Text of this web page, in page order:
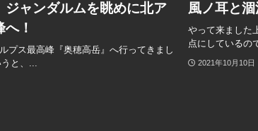
ジャンダルムを眺めに北ア
！
プス最高峰『奥穂高岳』へ行ってきまし
と、...
風ノ耳と
やって来ました
点にしているの
2021年10月10日